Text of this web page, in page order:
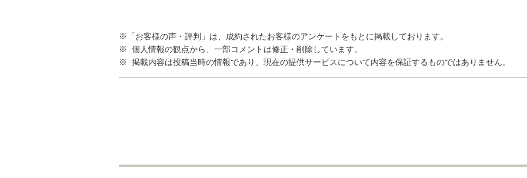
※「お客様の声・評判」は、成約されたお客様のアンケートをもとに掲載しております。
※ 個人情報の観点から、一部コメントは修正・削除しています。
※ 掲載内容は投稿当時の情報であり、現在の提供サービスについて内容を保証するものではありません。